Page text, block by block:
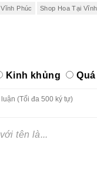
Phúc Shop Hoa Tại
Kinh khủng
tên là...